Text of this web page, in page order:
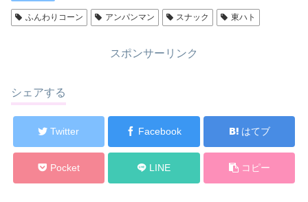
ふんわりコーン アンパンマン スナック 東ハト
スポンサーリンク
シェアする
Twitter Facebook はてブ
Pocket LINE コピー